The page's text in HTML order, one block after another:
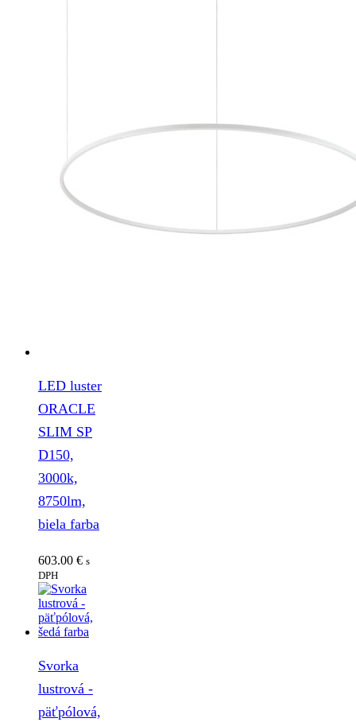
LED luster
ORACLE
SLIM SP
D150,
3000k,
8750lm,
biela farba
603.00 € s
DPH
Svorka
lustrová -
päťpólová,